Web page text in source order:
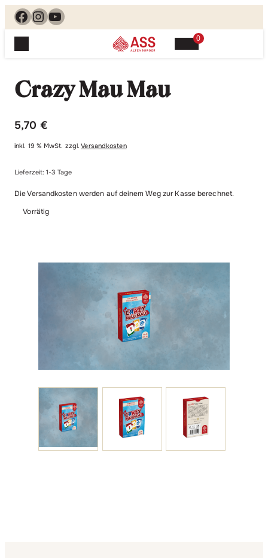
Facebook
Instagram
YouTube
0
Spielkarten
Klassische Spiele
Lernspiele
Service
Anfrage
Shop
Shopübersicht
Alle Produkte im Überblick
Kontakt
Suchen, finden, spielen. Jetzt & hier.
nach:
Crazy Mau Mau
5,70 €
inkl. 19 % MwSt. zzgl.Versandkosten
Lieferzeit:1-3 Tage
Die Versandkosten werden auf deinem Weg zur Kasse berechnet.
Vorrätig